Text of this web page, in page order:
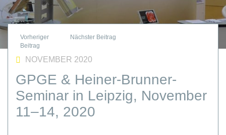
NOVEMBER 2020
GPGE & Heiner-Brunner-
Seminar in Leipzig, November
11–14, 2020